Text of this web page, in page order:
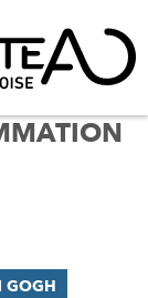
GOGH